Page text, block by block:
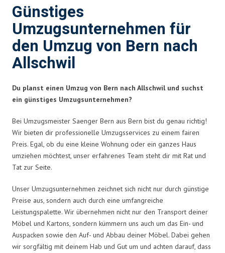
Günstiges
Umzugsunternehmen für
den Umzug von Bern nach
Allschwil
Du planst einen Umzug von Bern nach Allschwil und suchst
ein günstiges Umzugsunternehmen?
Bei Umzugsmeister Saenger Bern aus Bern bist du genau richtig!
Wir bieten dir professionelle Umzugsservices zu einem fairen
Preis. Egal, ob du eine kleine Wohnung oder ein ganzes Haus
umziehen möchtest, unser erfahrenes Team steht dir mit Rat und
Tat zur Seite.
Unser Umzugsunternehmen zeichnet sich nicht nur durch günstige
Preise aus, sondern auch durch eine umfangreiche
Leistungspalette. Wir übernehmen nicht nur den Transport deiner
Möbel und Kartons, sondern kümmern uns auch um das Ein- und
Auspacken sowie den Auf- und Abbau deiner Möbel. Dabei gehen
wir sorgfältig mit deinem Hab und Gut um und achten darauf, dass